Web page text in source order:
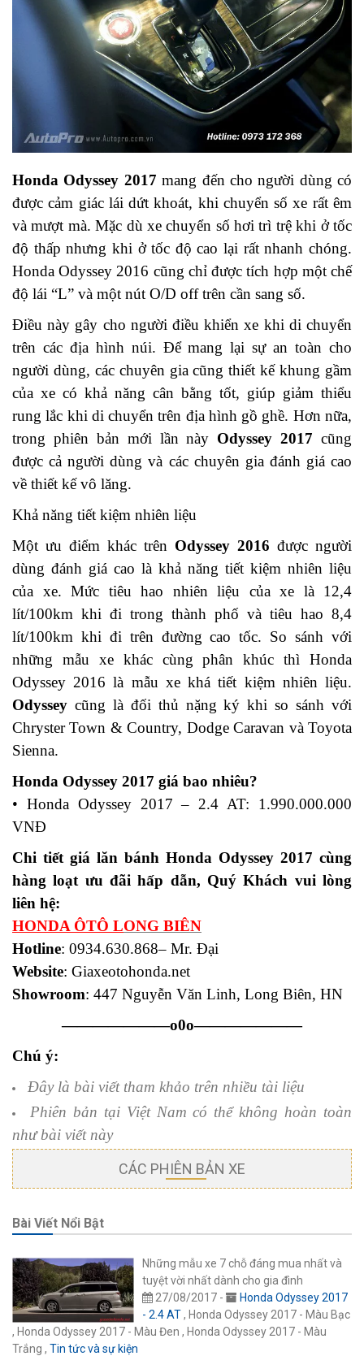
Honda Odyssey 2017 mang đến cho người dùng có
được cảm giác lái dứt khoát, khi chuyển số xe rất êm
và mượt mà. Mặc dù xe chuyển số hơi trì trệ khi ở tốc
độ thấp nhưng khi ở tốc độ cao lại rất nhanh chóng.
Honda Odyssey 2016 cũng chỉ được tích hợp một chế
độ lái “L” và một nút O/D off trên cần sang số.
Điều này gây cho người điều khiển xe khi di chuyển
trên các địa hình núi. Để mang lại sự an toàn cho
người dùng, các chuyên gia cũng thiết kế khung gầm
của xe có khả năng cân bằng tốt, giúp giảm thiểu
rung lắc khi di chuyển trên địa hình gồ ghề. Hơn nữa,
trong phiên bản mới lần này Odyssey 2017 cũng
được cả người dùng và các chuyên gia đánh giá cao
về thiết kế vô lăng.
Khả năng tiết kiệm nhiên liệu
Một ưu điểm khác trên Odyssey 2016 được người
dùng đánh giá cao là khả năng tiết kiệm nhiên liệu
của xe. Mức tiêu hao nhiên liệu của xe là 12,4
lít/100km khi đi trong thành phố và tiêu hao 8,4
lít/100km khi đi trên đường cao tốc. So sánh với
những mẫu xe khác cùng phân khúc thì Honda
Odyssey 2016 là mẫu xe khá tiết kiệm nhiên liệu.
Odyssey cũng là đối thủ nặng ký khi so sánh với
Chryster Town & Country, Dodge Caravan và Toyota
Sienna.
Honda Odyssey 2017 giá bao nhiêu?
• Honda Odyssey 2017 – 2.4 AT: 1.990.000.000
VNĐ
Chi tiết giá lăn bánh Honda Odyssey 2017 cùng
hàng loạt ưu đãi hấp dẫn, Quý Khách vui lòng
liên hệ:
HONDA ÔTÔ LONG BIÊN
Hotline: 0934.630.868– Mr. Đại
Website: Giaxeotohonda.net
Showroom: 447 Nguyễn Văn Linh, Long Biên, HN
———————o0o———————
Chú ý:
Đây là bài viết tham khảo trên nhiều tài liệu
Phiên bản tại Việt Nam có thể không hoàn toàn
như bài viết này
CÁC PHIÊN BẢN XE
Bài Viết Nổi Bật
Những mẫu xe 7 chỗ đáng mua nhất và
tuyệt vời nhất dành cho gia đình
27/08/2017 -
Honda Odyssey 2017
- 2.4 AT, Honda Odyssey 2017 - Màu Bạc
, Honda Odyssey 2017 - Màu Đen , Honda Odyssey 2017 - Màu
Trắng , Tin tức và sự kiện